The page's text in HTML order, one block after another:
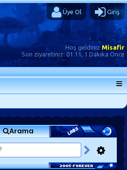
Üye Ol Giriş
Hoş geldinizMisafir
Son ziyaretiniz: 01:11, 1 Dakika Önce
Arama